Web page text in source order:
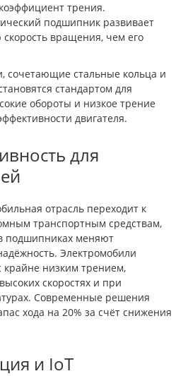
трения.
подшипник развивает
вращения, чем его
сочетающие стальные кольца и
стандартом для
обороты и низкое трение
двигателя.
для
отрасль переходит к
транспортным средствам,
подшипниках меняют
Электромобили
низким трением,
скоростях и при
Современные решения
хода на 20% за счёт снижения
и IoT